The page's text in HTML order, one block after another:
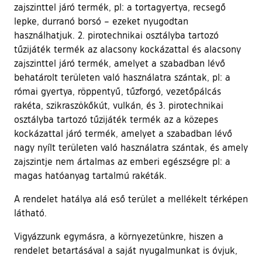
zajszinttel járó termék, pl: a tortagyertya, recsegő
lepke, durranó borsó – ezeket nyugodtan
használhatjuk. 2. pirotechnikai osztályba tartozó
tűzijáték termék az alacsony kockázattal és alacsony
zajszinttel járó termék, amelyet a szabadban lévő
behatárolt területen való használatra szántak, pl: a
római gyertya, röppentyű, tűzforgó, vezetőpálcás
rakéta, szikraszökőkút, vulkán, és 3. pirotechnikai
osztályba tartozó tűzijáték termék az a közepes
kockázattal járó termék, amelyet a szabadban lévő
nagy nyílt területen való használatra szántak, és amely
zajszintje nem ártalmas az emberi egészségre pl: a
magas hatóanyag tartalmú rakéták.
A rendelet hatálya alá eső terület a mellékelt térképen
látható.
Vigyázzunk egymásra, a környezetünkre, hiszen a
rendelet betartásával a saját nyugalmunkat is óvjuk,